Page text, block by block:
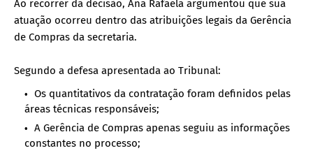
Ao recorrer da decisão, Ana Rafaela argumentou que sua
atuação ocorreu dentro das atribuições legais da Gerência
de Compras da secretaria.
Segundo a defesa apresentada ao Tribunal:
Os quantitativos da contratação foram definidos pelas
áreas técnicas responsáveis;
A Gerência de Compras apenas seguiu as informações
constantes no processo;